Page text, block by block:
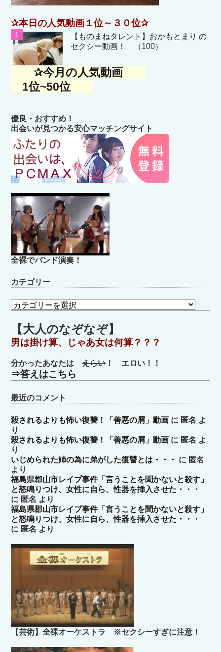
✰本日の人気動画１位～３０位✰
【ものまねタレント】おかもとまり の
セクシー動画！
（100）
✰今月の人気動画
1位~50位
優良・おすすめ！
出会いが見つかる安心マッチングサイト
全裸でバンド演奏！
カテゴリー
カ
テ
ゴ
リ
ー
【大人のなぞなぞ】
男は掛け算、じゃあ女は何算？？？
分かったあなたはえらい！ エロい！！
⇒答えはこちら
最近のコメント
殺されるよりも怖い復讐！「善悪の屑」動画 に 匿名 よ
り
殺されるよりも怖い復讐！「善悪の屑」動画 に 匿名 よ
り
いじめられた姉の為に弟がした復讐とは・・・
に 匿名
より
福島県郡山市レイプ事件「言うことを聞かないと殺す」
と怒鳴りつけ、女性に自ら、性器を挿入させた・・・
に 匿名 より
福島県郡山市レイプ事件「言うことを聞かないと殺す」
と怒鳴りつけ、女性に自ら、性器を挿入させた・・・
に 匿名 より
【芸術】全裸オーケストラ ※セクシーすぎに注意！